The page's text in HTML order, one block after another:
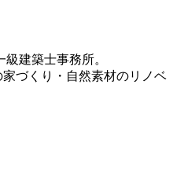
建築士事務所。
づくり・自然素材のリノベ